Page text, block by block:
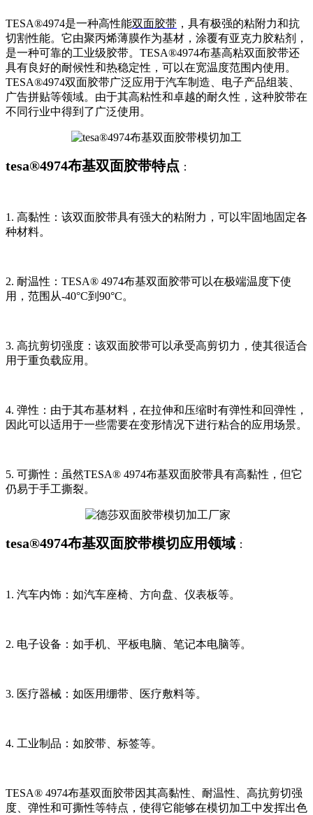
TESA®4974是一种高性能双面胶带 ，具有极强的粘附力和抗
切割性能。它由聚丙烯薄膜作为基材，涂覆有亚克力胶粘剂，
是一种可靠的工业级胶带。TESA®4974布基高粘双面胶带还
具有良好的耐候性和热稳定性，可以在宽温度范围内使用。
TESA®4974双面胶带广泛应用于汽车制造、电子产品组装、
广告拼贴等领域。由于其高粘性和卓越的耐久性，这种胶带在
不同行业中得到了广泛使用。
tesa®4974布基双面胶带特点 ：
1. 高黏性：该双面胶带具有强大的粘附力，可以牢固地固定各
种材料。
2. 耐温性：TESA® 4974布基双面胶带可以在极端温度下使
用，范围从-40°C到90°C。
3. 高抗剪切强度：该双面胶带可以承受高剪切力，使其很适合
用于重负载应用。
4. 弹性：由于其布基材料，在拉伸和压缩时有弹性和回弹性，
因此可以适用于一些需要在变形情况下进行粘合的应用场景。
5. 可撕性：虽然TESA® 4974布基双面胶带具有高黏性，但它
仍易于手工撕裂。
tesa®4974布基双面胶带模切应用领域 ：
1. 汽车内饰：如汽车座椅、方向盘、仪表板等。
2. 电子设备：如手机、平板电脑、笔记本电脑等。
3. 医疗器械：如医用绷带、医疗敷料等。
4. 工业制品：如胶带、标签等。
TESA® 4974布基双面胶带因其高黏性、耐温性、高抗剪切强
度、弹性和可撕性等特点，使得它能够在模切加工中发挥出色